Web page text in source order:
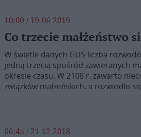
10:00 / 19-06-2019
Co trzecie małżeństwo
W świetle danych GUS liczba
jedną trzecią spośród zawieranych
okresie czasu. W 2108 r. zawarto
związków małżeńskich, a rozwiodło
06:45 / 21-12-2018